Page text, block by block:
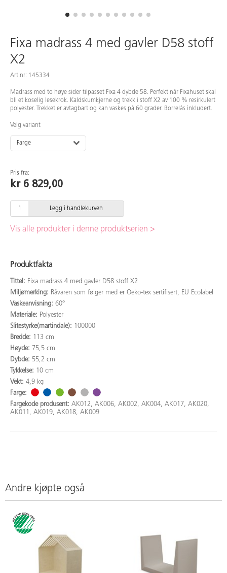
Fixa madrass 4 med gavler D58 stoff
X2
Art.nr: 145334
Madrass med to høye sider tilpasset Fixa 4 dybde 58. Perfekt når Fixahuset skal
bli et koselig lesekrok. Kaldskumkjerne og trekk i stoff X2 av 100 % resirkulert
polyester. Trekket er avtagbart og kan vaskes på 60 grader. Borrelås inkludert.
Velg variant
Farge
Pris fra:
kr 6 829,00
Legg i handlekurven
Vis alle produkter i denne produktserien >
Produktfakta
Tittel: Fixa madrass 4 med gavler D58 stoff X2
Miljømerking: Råvaren som følger med er Oeko-tex sertifisert, EU Ecolabel
Vaskeanvisning: 60°
Materiale: Polyester
Slitestyrke(martindale): 100000
Bredde: 113 cm
Høyde: 75,5 cm
Dybde: 55,2 cm
Tykkelse: 10 cm
Vekt: 4,9 kg
Farge:
Fargekode produsent: AK012, AK006, AK002, AK004, AK017, AK020,
AK011, AK019, AK018, AK009
Andre kjøpte også